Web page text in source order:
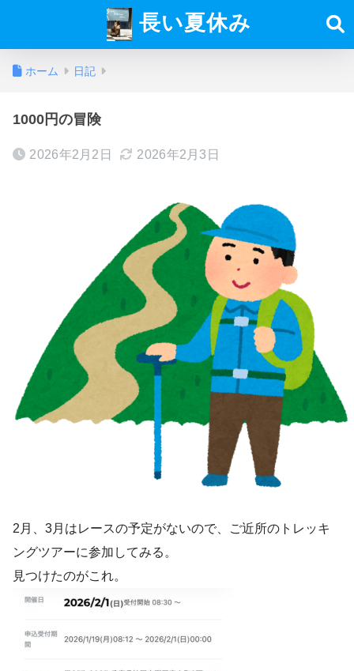
長い夏休み
ホーム 日記
1000円の冒険
2026年2月2日 2026年2月3日
2月、3月はレースの予定がないので、ご近所のトレッキ
ングツアーに参加してみる。
見つけたのがこれ。